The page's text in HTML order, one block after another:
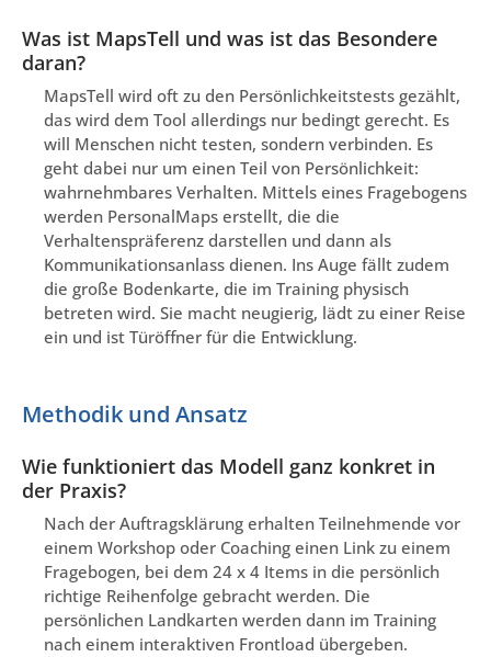
Was ist MapsTell und was ist das Besondere
daran?
MapsTell wird oft zu den Persönlichkeitstests gezählt,
das wird dem Tool allerdings nur bedingt gerecht. Es
will Menschen nicht testen, sondern verbinden. Es
geht dabei nur um einen Teil von Persönlichkeit:
wahrnehmbares Verhalten. Mittels eines Fragebogens
werden PersonalMaps erstellt, die die
Verhaltenspräferenz darstellen und dann als
Kommunikationsanlass dienen. Ins Auge fällt zudem
die große Bodenkarte, die im Training physisch
betreten wird. Sie macht neugierig, lädt zu einer Reise
ein und ist Türöffner für die Entwicklung.
Methodik und Ansatz
Wie funktioniert das Modell ganz konkret in
der Praxis?
Nach der Auftragsklärung erhalten Teilnehmende vor
einem Workshop oder Coaching einen Link zu einem
Fragebogen, bei dem 24 x 4 Items in die persönlich
richtige Reihenfolge gebracht werden. Die
persönlichen Landkarten werden dann im Training
nach einem interaktiven Frontload übergeben.